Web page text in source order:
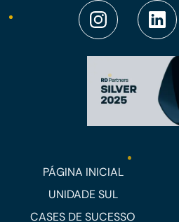
PÁGINA INICIAL
UNIDADE SUL
CASES DE SUCESSO